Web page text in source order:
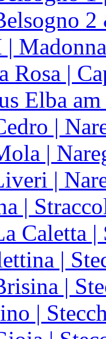
2
Rosa |
Elba
|
|
|
|
Caletta |
|
|
|